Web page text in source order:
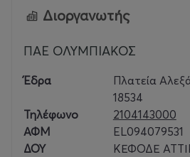
Διοργανωτής
ΠΑΕ ΟΛΥΜΠΙΑΚΟΣ
Έδρα
Πλατεία
18534
Τηλέφωνο
2104143000
ΑΦΜ
EL094079531
ΔΟΥ
ΚΕΦΟΔΕ